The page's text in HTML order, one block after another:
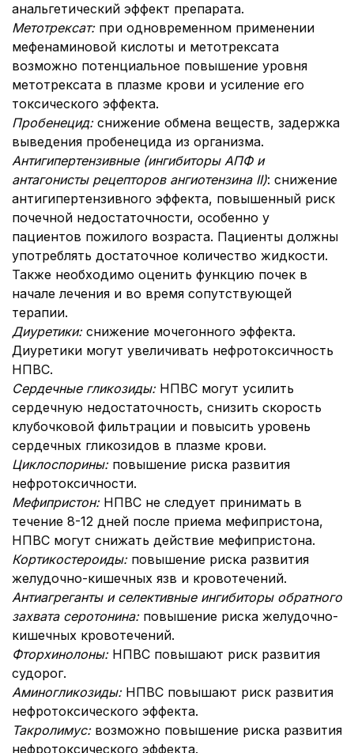
анальгетический эффект препарата.
Метотрексат: при одновременном применении
мефенаминовой кислоты и метотрексата
возможно потенциальное повышение уровня
метотрексата в плазме крови и усиление его
токсического эффекта.
Пробенецид: снижение обмена веществ, задержка
выведения пробенецида из организма.
Антигипертензивные (ингибиторы АПФ и
антагонисты рецепторов ангиотензина II): снижение
антигипертензивного эффекта, повышенный риск
почечной недостаточности, особенно у
пациентов пожилого возраста. Пациенты должны
употреблять достаточное количество жидкости.
Также необходимо оценить функцию почек в
начале лечения и во время сопутствующей
терапии.
Диуретики: снижение мочегонного эффекта.
Диуретики могут увеличивать нефротоксичность
НПВС.
Сердечные гликозиды: НПВС могут усилить
сердечную недостаточность, снизить скорость
клубочковой фильтрации и повысить уровень
сердечных гликозидов в плазме крови.
Циклоспорины: повышение риска развития
нефротоксичности.
Мефипристон: НПВС не следует принимать в
течение 8-12 дней после приема мефипристона,
НПВС могут снижать действие мефипристона.
Кортикостероиды: повышение риска развития
желудочно-кишечных язв и кровотечений.
Антиагреганты и селективные ингибиторы обратного
захвата серотонина: повышение риска желудочно-
кишечных кровотечений.
Фторхинолоны: НПВС повышают риск развития
судорог.
Аминогликозиды: НПВС повышают риск развития
нефротоксического эффекта.
Такролимус: возможно повышение риска развития
нефротоксического эффекта.